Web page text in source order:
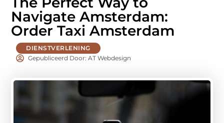
Navigate Amsterdam:
Order Taxi Amsterdam
DIENSTVERLENING
Gepubliceerd Door: AT Webdesign